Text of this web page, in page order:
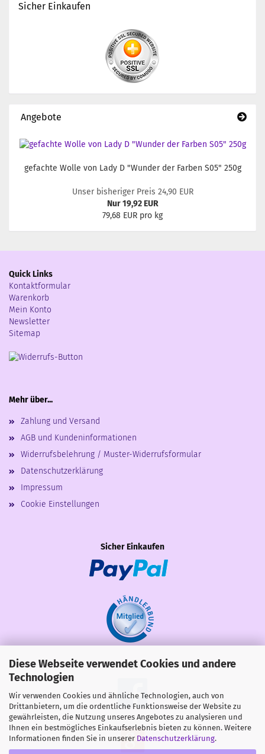
Diese Webseite verwendet Cookies und andere
Technologien
Wir verwenden Cookies und ähnliche Technologien, auch von
Drittanbietern, um die ordentliche Funktionsweise der Website zu
gewährleisten, die Nutzung unseres Angebotes zu analysieren und
Ihnen ein bestmögliches Einkaufserlebnis bieten zu können. Weitere
Informationen finden Sie in unserer Datenschutzerklärung.
Sicher Einkaufen
Angebote
gefachte Wolle von Lady D "Wunder der Farben S05" 250g
Unser bisheriger Preis 24,90 EUR
Nur 19,92 EUR
79,68 EUR pro kg
Quick Links
Kontaktformular
Warenkorb
Mein Konto
Newsletter
Sitemap
Mehr über...
Zahlung und Versand
AGB und Kundeninformationen
Widerrufsbelehrung / Muster-Widerrufsformular
Datenschutzerklärung
Impressum
Cookie Einstellungen
Sicher Einkaufen
Share